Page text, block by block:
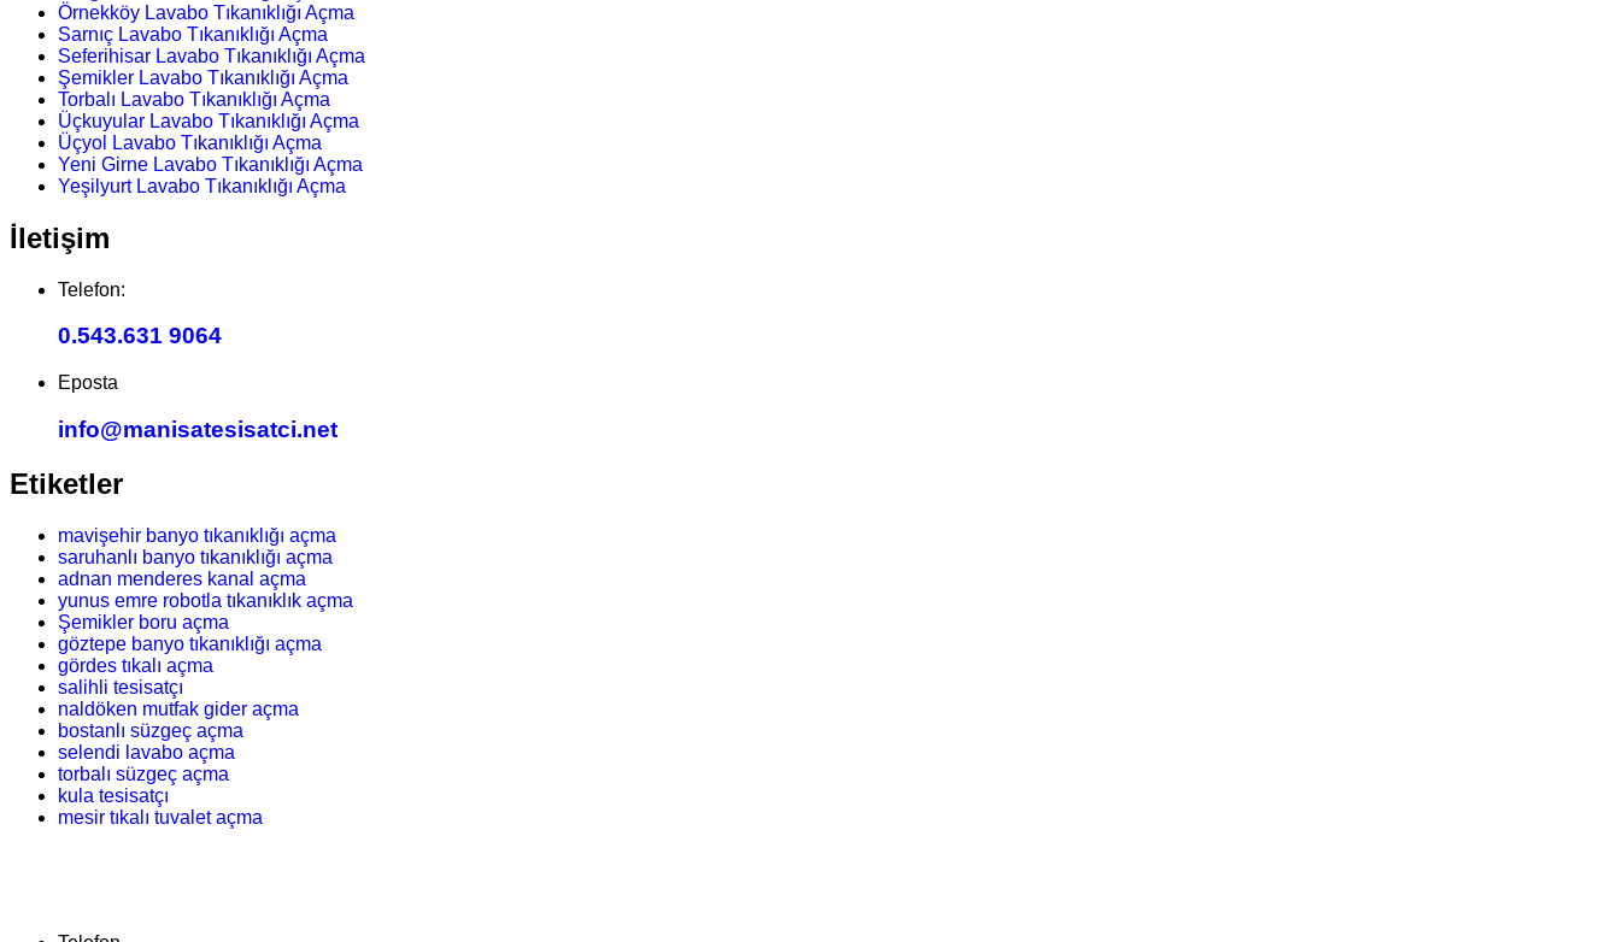
Örnekköy Lavabo Tıkanıklığı Açma
Sarnıç Lavabo Tıkanıklığı Açma
Seferihisar Lavabo Tıkanıklığı Açma
Şemikler Lavabo Tıkanıklığı Açma
Torbalı Lavabo Tıkanıklığı Açma
Üçkuyular Lavabo Tıkanıklığı Açma
Üçyol Lavabo Tıkanıklığı Açma
Yeni Girne Lavabo Tıkanıklığı Açma
Yeşilyurt Lavabo Tıkanıklığı Açma
İletişim
Telefon:
0.543.631 9064
Eposta
info@manisatesisatci.net
Etiketler
mavişehir banyo tıkanıklığı açma
saruhanlı banyo tıkanıklığı açma
adnan menderes kanal açma
yunus emre robotla tıkanıklık açma
Şemikler boru açma
göztepe banyo tıkanıklığı açma
gördes tıkalı açma
salihli tesisatçı
naldöken mutfak gider açma
bostanlı süzgeç açma
selendi lavabo açma
torbalı süzgeç açma
kula tesisatçı
mesir tıkalı tuvalet açma